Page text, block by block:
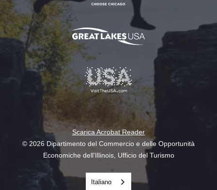
Scarica Acrobat Reader
© 2026 Dipartimento del Commercio e delle Opportunità
Economiche dell'Illinois, Ufficio del Turismo
Italiano